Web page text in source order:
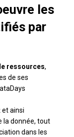
les
par
ressources,
de ses
et ainsi
la donnée, tout
dans les